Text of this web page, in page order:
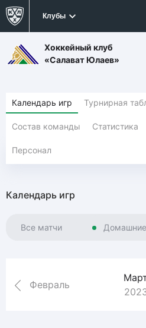
Клубы
Хоккейный клуб
«Салават Юлаев»
Календарь игр Турнирная
Состав команды Статистика
Персонал
Календарь игр
Все матчи Домашние
Февраль